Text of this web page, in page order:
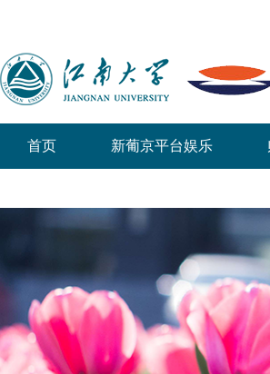
首页 新葡京平台娱乐